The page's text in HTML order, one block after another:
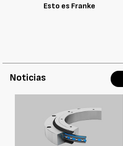
Esto es Franke
Noticias